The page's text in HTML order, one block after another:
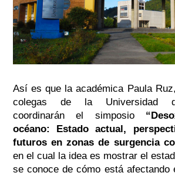
Así es que la académica Paula
colegas de la Universidad
coordinarán el simposio
océano: Estado actual,
futuros en zonas de surgencia
en el cual la idea es mostrar el
se conoce de cómo está afectando